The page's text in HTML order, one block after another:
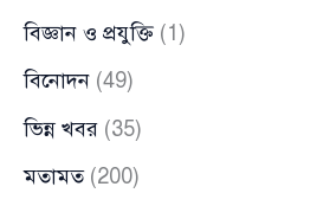
বিজ্ঞান ও প্রযুক্তি (1)
বিনোদন (49)
ভিন্ন খবর (35)
মতামত(200)